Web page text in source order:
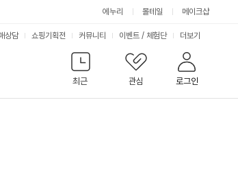
에누리 몰테일 메이크샵
최근
관심 로그인
상담 쇼핑기획전 커뮤니티 이벤트 / 체험단 서
비
스
더보기